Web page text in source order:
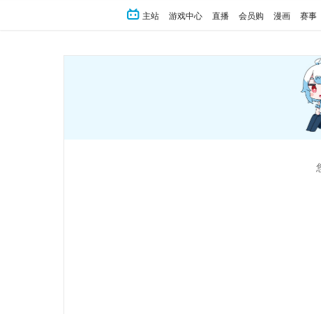
主站 游戏中心 直播 会员购 漫画 赛事